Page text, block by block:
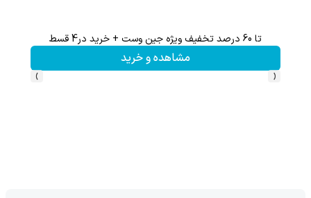
تا 60 درصد تخفیف ویژه جین وست + خرید در4 قسط
مشاهده و خرید
‹
›